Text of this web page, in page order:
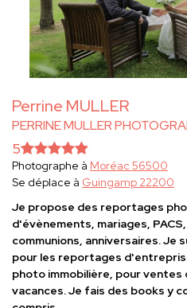
Perrine MULLER
PERRINE MULLER
5
Photographe à Moréac 56500
Se déplace à Guingamp 22200
Je propose des reportages
d'évènements, mariages,
communions, anniversaires. Je
pour les reportages
photo immobilière, pour ventes
vacances. Je fais des books y